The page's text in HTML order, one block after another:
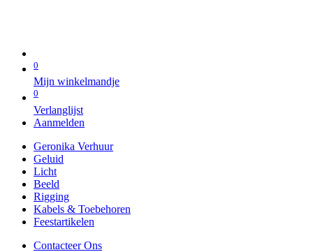
0
Mijn winkelmandje
0
Verlanglijst
Aanmelden
Geronika Verhuur
Geluid
Licht
Beeld
Rigging
Kabels & Toebehoren
Feestartikelen
Contacteer Ons